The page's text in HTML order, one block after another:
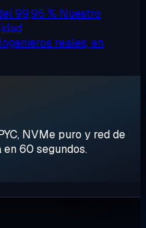
99,95 % Nuestro
Ingenieros reales, en
NVMe puro y red de
60 segundos.